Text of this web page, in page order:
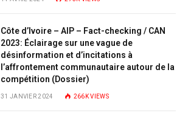
Côte d’Ivoire – AIP – Fact-checking / CAN
2023: Éclairage sur une vague de
désinformation et d’incitations à
l’affrontement communautaire autour de la
compétition (Dossier)
31 JANVIER 2024 266KVIEWS